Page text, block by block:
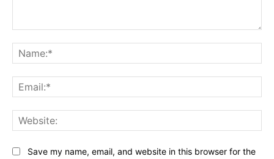
Save my name, email, and website in this browser for the